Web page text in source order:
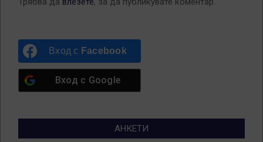
Вход с Facebook
Вход с Google
АНКЕТИ